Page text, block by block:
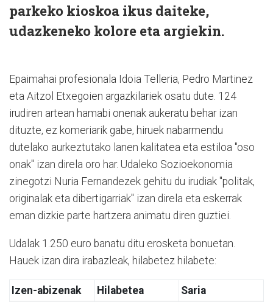
parkeko kioskoa ikus daiteke,
udazkeneko kolore eta argiekin.
Epaimahai profesionala Idoia Telleria, Pedro Martinez
eta Aitzol Etxegoien argazkilariek osatu dute. 124
irudiren artean hamabi onenak aukeratu behar izan
dituzte, ez komeriarik gabe, hiruek nabarmendu
dutelako aurkeztutako lanen kalitatea eta estiloa "oso
onak" izan direla oro har. Udaleko Sozioekonomia
zinegotzi Nuria Fernandezek gehitu du irudiak "politak,
originalak eta dibertigarriak" izan direla eta eskerrak
eman dizkie parte hartzera animatu diren guztiei.
Udalak 1.250 euro banatu ditu erosketa bonuetan.
Hauek izan dira irabazleak, hilabetez hilabete:
Izen-abizenak Hilabetea Saria